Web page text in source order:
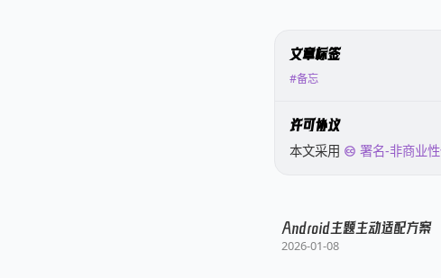
文章标签
#备忘
许可协议
本文采用 署名-非商业
Android主题主动适配方案
2026-01-08